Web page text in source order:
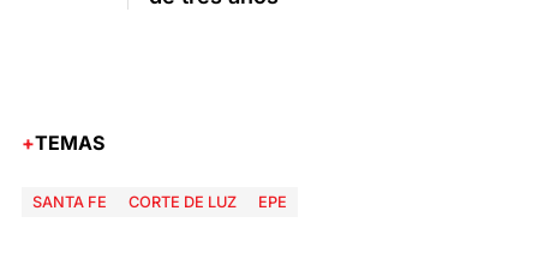
TEMAS
SANTA FE CORTE DE LUZ EPE